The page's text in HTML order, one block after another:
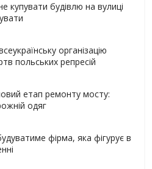
купувати будівлю на вулиці
організацію
польських репресій
етап ремонту мосту:
одяг
фірма, яка фігурує в